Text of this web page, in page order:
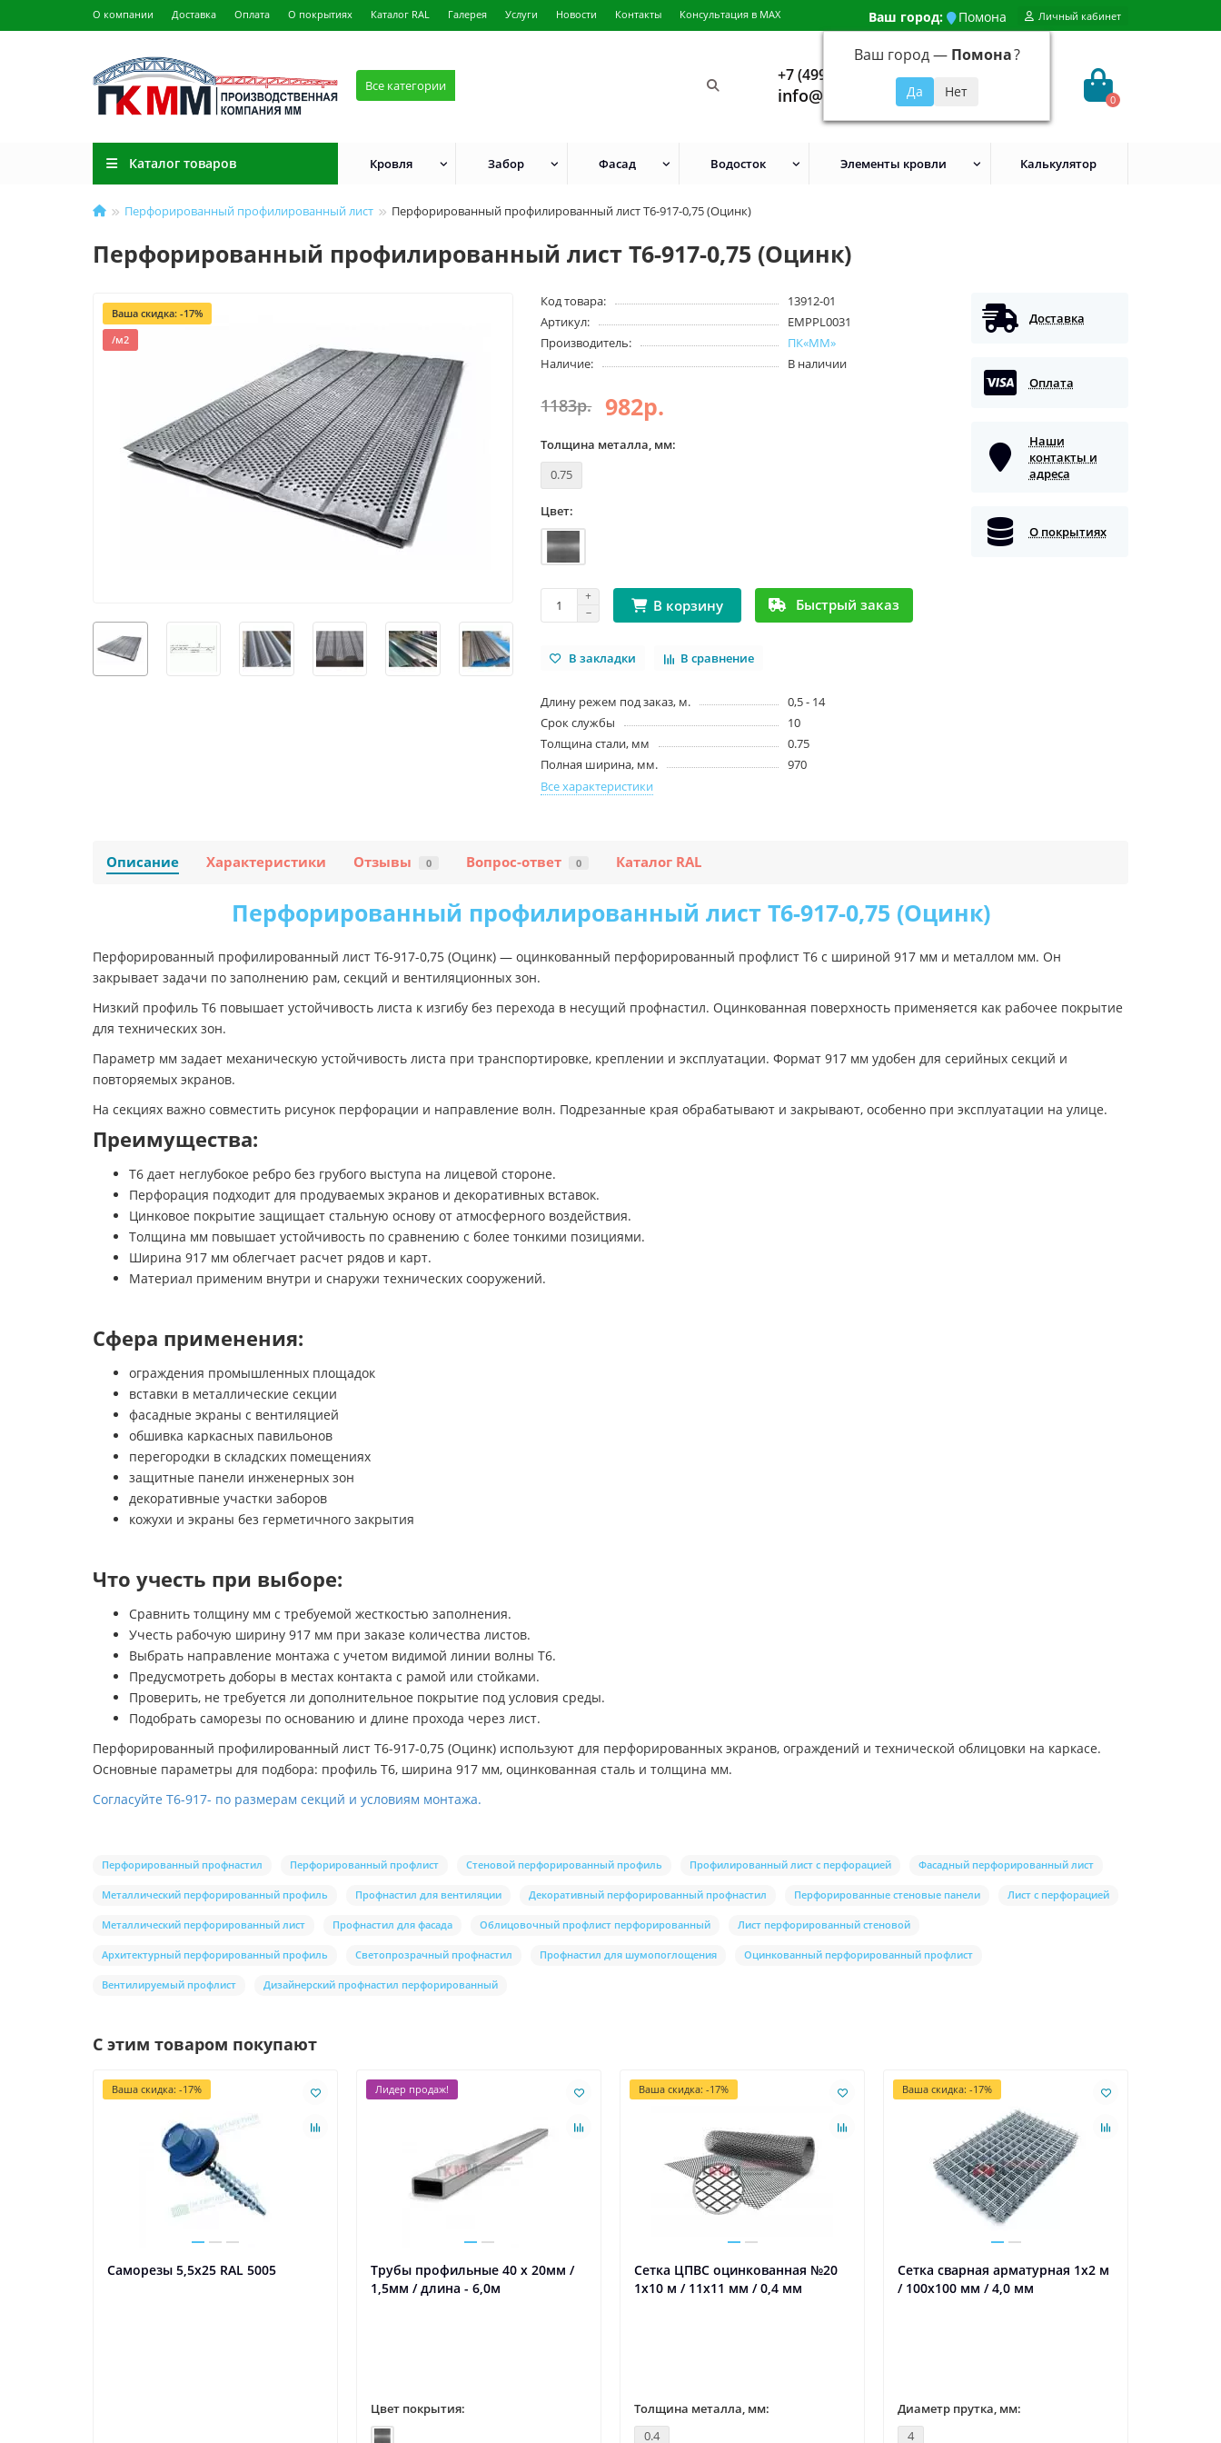
О компании Доставка Оплата О покрытиях Каталог RAL Галерея Услуги Новости Контакты Консультация в MAX Ваш город: Помона
Ваш город — Помона?
Личный кабинет
Все категории
+7 (499) 648-92-94
info@evroshtaketnikmoskva.ru 0
Каталог товаров Кровля Забор Фасад Водосток Элементы кровли Калькулятор
Перфорированный профилированный лист Перфорированный профилированный лист Т6-917-0,75 (Оцинк)
Перфорированный профилированный лист Т6-917-0,75 (Оцинк)
Ваша скидка: -17%
/м2
Код товара:
13912-01
Артикул:
EMPPL0031
Производитель:
ПК«ММ»
Наличие:
В наличии
1183р. 982р.
Толщина металла, мм:
0.75
Цвет:
В корзину Быстрый заказ
В закладки В сравнение
Длину режем под заказ, м.
0,5 - 14
Срок службы
10
Толщина стали, мм
0.75
Полная ширина, мм.
970
Все характеристики
Доставка
Оплата
Наши
контакты и
адреса
О покрытиях
Описание Характеристики Отзывы 0 Вопрос-ответ 0 Каталог RAL
Перфорированный профилированный лист Т6-917-0,75 (Оцинк)
Перфорированный профилированный лист Т6-917-0,75 (Оцинк) — оцинкованный перфорированный профлист Т6 с шириной 917 мм и металлом мм. Он
закрывает задачи по заполнению рам, секций и вентиляционных зон.
Низкий профиль Т6 повышает устойчивость листа к изгибу без перехода в несущий профнастил. Оцинкованная поверхность применяется как рабочее покрытие
для технических зон.
Параметр мм задает механическую устойчивость листа при транспортировке, креплении и эксплуатации. Формат 917 мм удобен для серийных секций и
повторяемых экранов.
На секциях важно совместить рисунок перфорации и направление волн. Подрезанные края обрабатывают и закрывают, особенно при эксплуатации на улице.
Преимущества:
Т6 дает неглубокое ребро без грубого выступа на лицевой стороне.
Перфорация подходит для продуваемых экранов и декоративных вставок.
Цинковое покрытие защищает стальную основу от атмосферного воздействия.
Толщина мм повышает устойчивость по сравнению с более тонкими позициями.
Ширина 917 мм облегчает расчет рядов и карт.
Материал применим внутри и снаружи технических сооружений.
Сфера применения:
ограждения промышленных площадок
вставки в металлические секции
фасадные экраны с вентиляцией
обшивка каркасных павильонов
перегородки в складских помещениях
защитные панели инженерных зон
декоративные участки заборов
кожухи и экраны без герметичного закрытия
Что учесть при выборе:
Сравнить толщину мм с требуемой жесткостью заполнения.
Учесть рабочую ширину 917 мм при заказе количества листов.
Выбрать направление монтажа с учетом видимой линии волны Т6.
Предусмотреть доборы в местах контакта с рамой или стойками.
Проверить, не требуется ли дополнительное покрытие под условия среды.
Подобрать саморезы по основанию и длине прохода через лист.
Перфорированный профилированный лист Т6-917-0,75 (Оцинк) используют для перфорированных экранов, ограждений и технической облицовки на каркасе.
Основные параметры для подбора: профиль Т6, ширина 917 мм, оцинкованная сталь и толщина мм.
Согласуйте Т6-917- по размерам секций и условиям монтажа.
Перфорированный профнастил Перфорированный профлист Стеновой перфорированный профиль Профилированный лист с перфорацией Фасадный перфорированный лист
Металлический перфорированный профиль Профнастил для вентиляции Декоративный перфорированный профнастил Перфорированные стеновые панели Лист с перфорацией
Металлический перфорированный лист Профнастил для фасада Облицовочный профлист перфорированный Лист перфорированный стеновой
Архитектурный перфорированный профиль Светопрозрачный профнастил Профнастил для шумопоглощения Оцинкованный перфорированный профлист
Вентилируемый профлист Дизайнерский профнастил перфорированный
С этим товаром покупают
Ваша скидка: -17%
Саморезы 5,5х25 RAL 5005
Лидер продаж!
Трубы профильные 40 х 20мм /
1,5мм / длина - 6,0м
Цвет покрытия:
Ваша скидка: -17%
Сетка ЦПВС оцинкованная №20
1х10 м / 11х11 мм / 0,4 мм
Толщина металла, мм:
0.4
Ваша скидка: -17%
Сетка сварная арматурная 1х2 м
/ 100х100 мм / 4,0 мм
Диаметр прутка, мм:
4